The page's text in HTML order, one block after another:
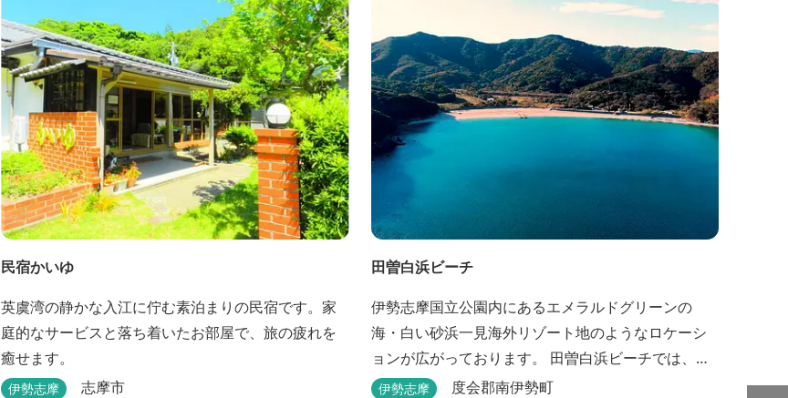
民宿かいゆ
英虞湾の静かな入江に佇む素泊まりの民宿です。家
庭的なサービスと落ち着いたお部屋で、旅の疲れを
癒せます。
伊勢志摩 志摩市
田曽白浜ビーチ
伊勢志摩国立公園内にあるエメラルドグリーンの
海・白い砂浜一見海外リゾート地のようなロケーシ
ョンが広がっております。 田曽白浜ビーチでは、オ
シャレなcafeでT-BONEステーキが食べられる。 又、
伊勢志摩 度会郡南伊勢町